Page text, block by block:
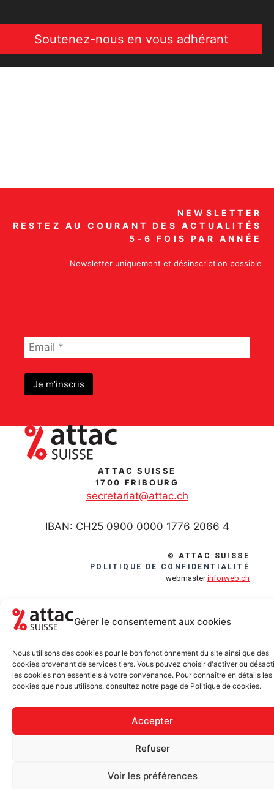
Gérer le consentement aux cookies
Nous utilisons des cookies pour le bon fonctionnement du site ainsi que des
cookies provenant de services tiers. Vous pouvez choisir d'activer ou
les cookies non essentiels à votre convenance. Pour connaître en détails les
cookies que nous utilisons, consultez notre page de Politique de cookies.
Accepter
Refuser
Voir les préférences
Soutenez-nous en vous adhérant
NEWSLETTER
RESTEZ AU COURANT DES ACTUALITÉS
5-6 FOIS PAR ANNÉE
Newsletter uniquement et désinscription possible
ATTAC SUISSE
1700 FRIBOURG
secretariat@attac.ch
IBAN: CH25 0900 0000 1776 2066 4
© ATTAC SUISSE
POLITIQUE DE CONFIDENTIALITÉ
webmasterinforweb.ch